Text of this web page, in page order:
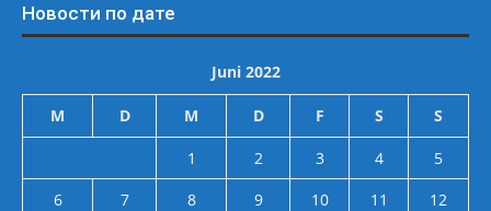
Новости по дате
Juni 2022
M D M D F S S
1 2 3 4
5
6
7 8 9 10 11
12